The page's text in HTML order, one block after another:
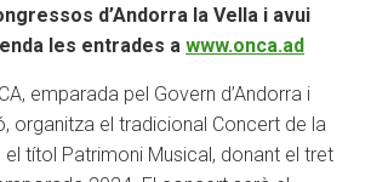
d’Andorra la Vella i avui
les entrades a www.onca.ad
emparada pel Govern d’Andorra i
organitza el tradicional Concert de la
títol Patrimoni Musical, donant el tret